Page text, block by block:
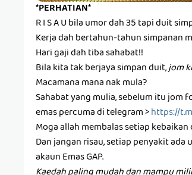
*PERHATIAN*
R I S A U bila umor dah 35 tapi duit
Kerja dah bertahun-tahun simpanan
Hari gaji dah tiba sahabat!!
Bila kita tak berjaya simpan duit,jom
Macamana mana nak mula?
Sahabat yang mulia, sebelum itu jom
emas percuma di telegram >https://
Moga allah membalas setiap
Dan jangan risau, setiap penyakit
akaun Emas GAP.